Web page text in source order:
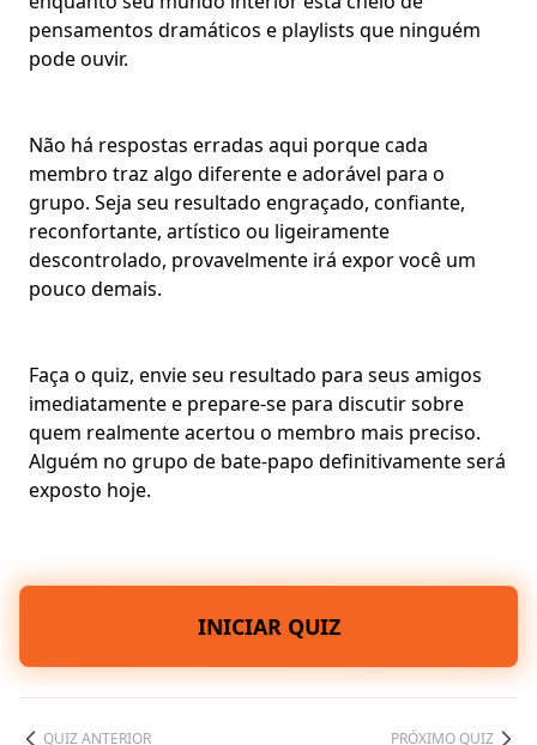
pensamentos dramáticos e playlists que ninguém
pode ouvir.
Não há respostas erradas aqui porque cada
membro traz algo diferente e adorável para o
grupo. Seja seu resultado engraçado, confiante,
reconfortante, artístico ou ligeiramente
descontrolado, provavelmente irá expor você um
pouco demais.
Faça o quiz, envie seu resultado para seus amigos
imediatamente e prepare-se para discutir sobre
quem realmente acertou o membro mais preciso.
Alguém no grupo de bate-papo definitivamente será
exposto hoje.
INICIAR QUIZ
QUIZ ANTERIOR PRÓXIMO QUIZ